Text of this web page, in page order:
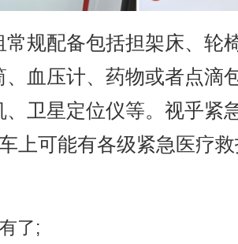
常规配备包括担架床、轮
、血压计、药物或者点滴
、卫星定位仪等。视乎紧
上可能有各级紧急医疗
了;